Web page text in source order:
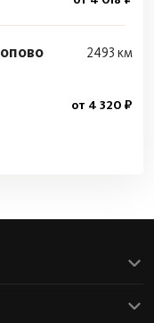
2493 км
от 4 320 ₽